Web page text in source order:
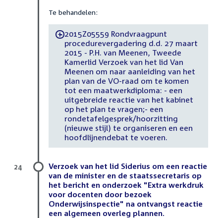
Te behandelen:
-2015Z05559 Rondvraagpunt
procedurevergadering d.d. 27 maart
2015 - P.H. van Meenen, Tweede
Kamerlid Verzoek van het lid Van
Meenen om naar aanleiding van het
plan van de VO-raad om te komen
tot een maatwerkdiploma: - een
uitgebreide reactie van het kabinet
op het plan te vragen;- een
rondetafelgesprek/hoorzitting
(nieuwe stijl) te organiseren en een
hoofdlijnendebat te voeren.
Verzoek van het lid Siderius om een reactie
van de minister en de staatssecretaris op
het bericht en onderzoek "Extra werkdruk
voor docenten door bezoek
Onderwijsinspectie" na ontvangst reactie
een algemeen overleg plannen.
24